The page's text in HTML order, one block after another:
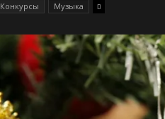
Конкурсы Музыка